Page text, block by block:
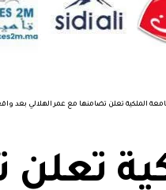
الملكية تعلن تضامنها مع عمر الهلالي بعد